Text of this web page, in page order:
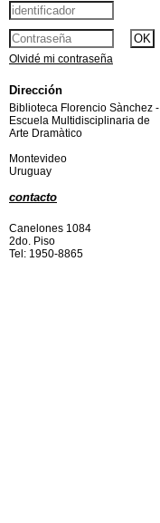
Olvidé mi contraseña
Dirección
Biblioteca Florencio Sànchez -
Escuela Multidisciplinaria de
Arte Dramàtico
Montevideo
Uruguay
contacto
Canelones 1084
2do. Piso
Tel: 1950-8865